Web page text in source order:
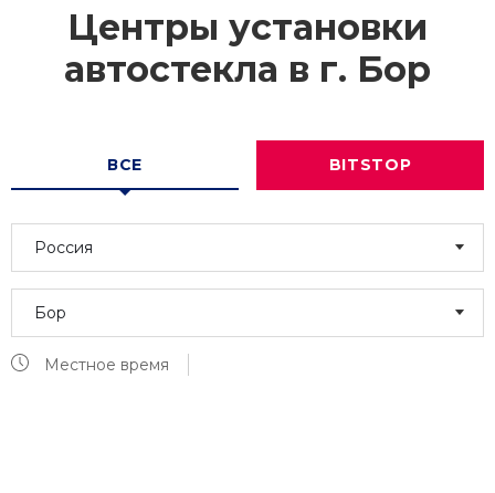
Центры установки
автостекла в г. Бор
ВСЕ BITSTOP
Россия
Бор
Местное время